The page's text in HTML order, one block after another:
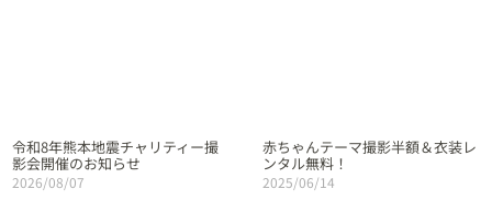
令和8年熊本地震チャリティー撮
影会開催のお知らせ
2026/08/07
赤ちゃんテーマ撮影半額＆衣装レ
ンタル無料！
2025/06/14